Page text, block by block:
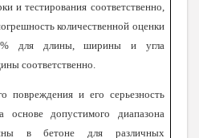
и тестирования соответственно,
количественной оценки
для длины, ширины и угла
соответственно.
повреждения и его серьезность
основе допустимого диапазона
в бетоне для различных